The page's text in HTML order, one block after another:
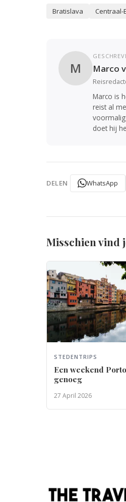
Bratislava Centraal-
M Marco
Marco is
reist al
doet hij
DELEN WhatsApp
Misschien vind
STEDENTRIPS
Een weekend
genoeg
27 April 2026